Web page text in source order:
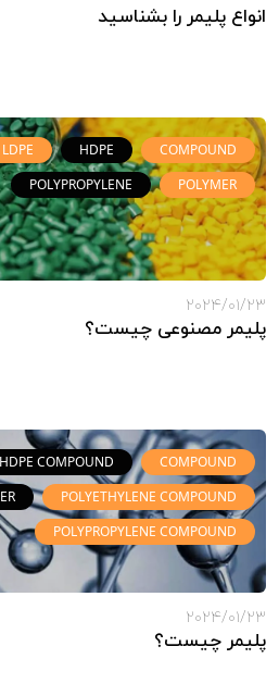
انواع پلیمر را بشناسید
COMPOUND
HDPE
LDPE
POLYMER
POLYPROPYLENE
2024/01/23
پلیمر مصنوعی چیست؟
COMPOUND
HDPE COMPOUND
POLYETHYLENE COMPOUND
POLYPROPYLENE COMPOUND
2024/01/23
پلیمر چیست؟